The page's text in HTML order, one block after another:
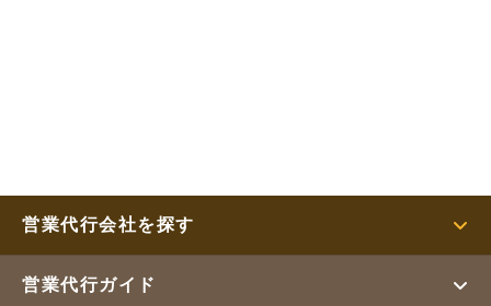
営業代行会社を探す
営業代行ガイド